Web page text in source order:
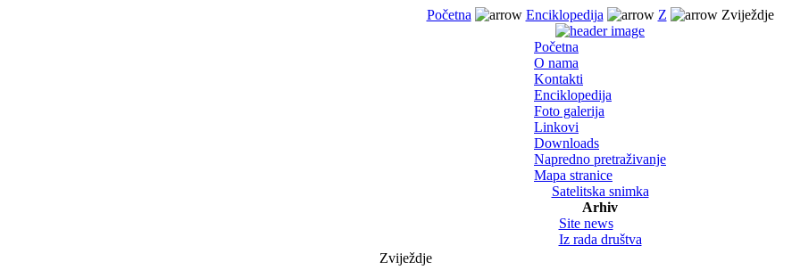
Početna Enciklopedija Z Zviježdje
Početna
O nama
Kontakti
Enciklopedija
Foto galerija
Linkovi
Downloads
Napredno pretraživanje
Mapa stranice
Satelitska snimka
Arhiv
Site news
Iz rada društva
Zviježdje